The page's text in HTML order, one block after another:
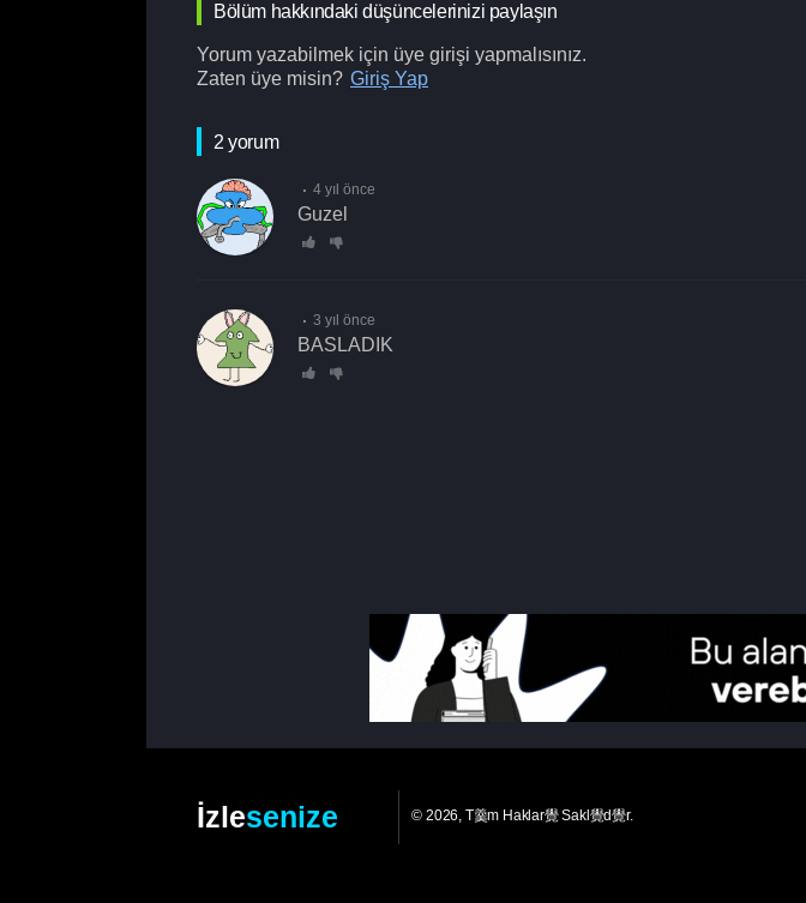
Bölüm hakkındaki düşüncelerinizi paylaşın
Yorum yazabilmek için üye girişi yapmalısınız.
Zaten üye misin? Giriş Yap
2 yorum
4 yıl önce
guzel
3 yıl önce
BASLADIK
İzlesenize © 2026, T羹m Haklar覺 Sakl覺d覺r.